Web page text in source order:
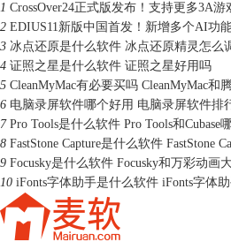
1 CrossOver24正式版发布！支持更多3A游
2 EDIUS11新版中国首发！新增多个AI功能
3 冰点还原是什么软件 冰点还原精灵怎么
4 证照之星是什么软件 证照之星好用吗
5 CleanMyMac有必要买吗 CleanMyMac和
6 电脑录屏软件哪个好用 电脑录屏软件排
7 Pro Tools是什么软件 Pro Tools和Cubase
8 FastStone Capture是什么软件 FastStone
9 Focusky是什么软件 Focusky和万彩动画
10 iFonts字体助手是什么软件 iFonts字体